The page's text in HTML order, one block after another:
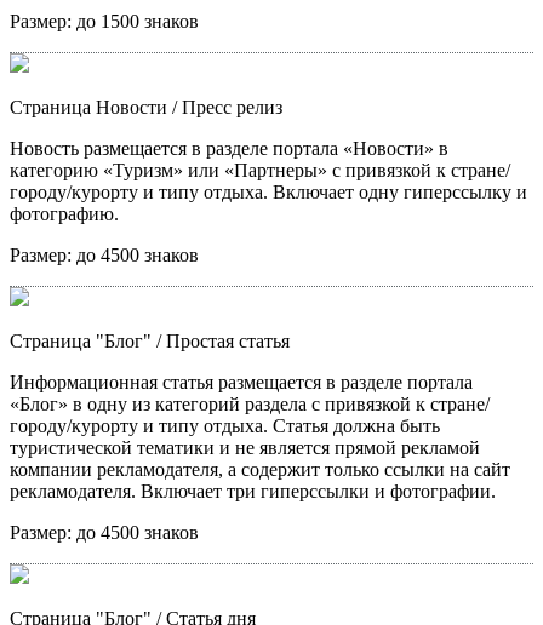
Размер: до 1500 знаков
Страница Новости / Пресс релиз
Новость размещается в разделе портала «Новости» в
категорию «Туризм» или «Партнеры» с привязкой к стране/
городу/курорту и типу отдыха. Включает одну гиперссылку и
фотографию.
Размер: до 4500 знаков
Страница "Блог" / Простая статья
Информационная статья размещается в разделе портала
«Блог» в одну из категорий раздела с привязкой к стране/
городу/курорту и типу отдыха. Статья должна быть
туристической тематики и не является прямой рекламой
компании рекламодателя, а содержит только ссылки на сайт
рекламодателя. Включает три гиперссылки и фотографии.
Размер: до 4500 знаков
Страница "Блог" / Статья дня